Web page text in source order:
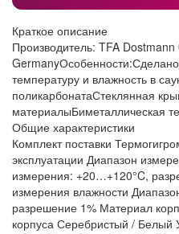
Краткое описание
Производитель: TFA
температуру и влажность в
поликарбонатаСтеклянная
материалыБиметаллическая
Общие характеристики
Комплект поставки
эксплуатации Диапазон
измерения: +20…+120°C,
измерения влажности
разрешение 1% Материал
корпуса Серебристый / Белый